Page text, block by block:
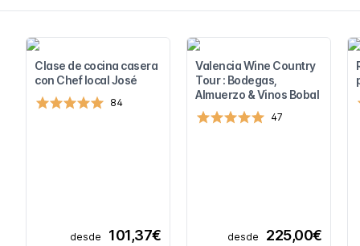
Clase de cocina casera
con Chef local José
84
desde 101,37€
Valencia Wine Country
Tour : Bodegas,
Almuerzo & Vinos Bobal
47
desde 225,00€